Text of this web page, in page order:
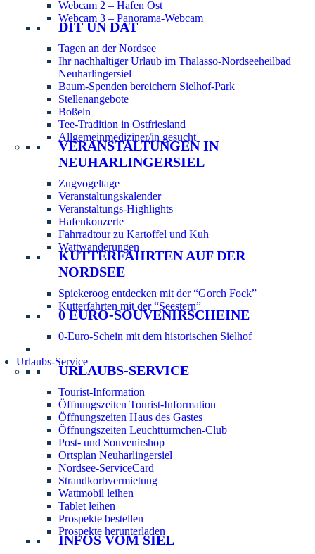
Webcam 2 – Hafen Ost
Webcam 3 – Panorama-Webcam
DIT UN DAT
Tagen an der Nordsee
Ihr nachhaltiger Urlaub im Thalasso-Nordseeheilbad
Neuharlingersiel
Baum-Spenden bereichern Sielhof-Park
Stellenangebote
Boßeln
Tee-Tradition in Ostfriesland
Allgemeinmediziner/in gesucht
VERANSTALTUNGEN IN
NEUHARLINGERSIEL
Zugvogeltage
Veranstaltungskalender
Veranstaltungs-Highlights
Hafenkonzerte
Fahrradtour zu Kartoffel und Kuh
Wattwanderungen
KUTTERFAHRTEN AUF DER
NORDSEE
Spiekeroog entdecken mit der “Gorch Fock”
Kutterfahrten mit der “Seestern”
0 EURO-SOUVENIRSCHEINE
0-Euro-Schein mit dem historischen Sielhof
Urlaubs-Service
URLAUBS-SERVICE
Tourist-Information
Öffnungszeiten Tourist-Information
Öffnungszeiten Haus des Gastes
Öffnungszeiten Leuchttürmchen-Club
Post- und Souvenirshop
Ortsplan Neuharlingersiel
Nordsee-ServiceCard
Strandkorbvermietung
Wattmobil leihen
Tablet leihen
Prospekte bestellen
Prospekte herunterladen
INFOS VOM SIEL